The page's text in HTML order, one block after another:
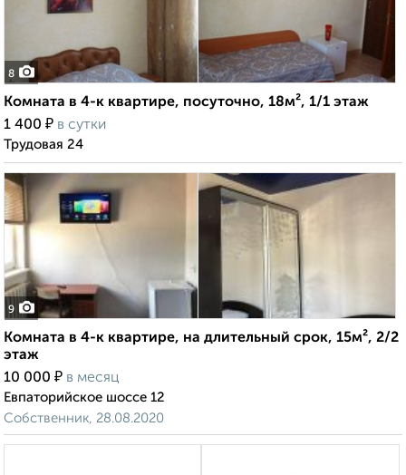
8
Комната в 4-к квартире, посуточно, 18м², 1/1 этаж
1 400 ₽ в сутки
Трудовая 24
9
Комната в 4-к квартире, на длительный срок, 15м², 2/2
этаж
10 000 ₽ в месяц
Евпаторийское шоссе 12
Собственник, 28.08.2020